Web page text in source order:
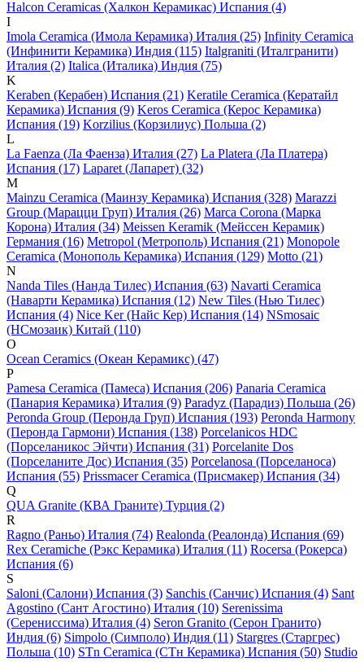
Halcon Ceramicas (Халкон Керамикас) Испания (4)
I
Imola Ceramica (Имола Керамика) Италия (25) Infinity Ceramica
(Инфинити Керамика) Индия (115) Italgraniti (Италгранити)
Италия (2) Italica (Италика) Индия (75)
K
Keraben (Керабен) Испания (21) Keratile Ceramica (Кератайл
Керамика) Испания (9) Keros Ceramica (Керос Керамика)
Испания (19) Korzilius (Корзилиус) Польша (2)
L
La Faenza (Ла Фаенза) Италия (27) La Platera (Ла Платера)
Испания (17) Laparet (Лапарет) (32)
M
Mainzu Ceramica (Маинзу Керамика) Испания (328) Marazzi
Group (Марацци Груп) Италия (26) Marca Corona (Марка
Корона) Италия (34) Meissen Keramik (Мейсcен Керамик)
Германия (16) Metropol (Метрополь) Испания (21) Monopole
Ceramica (Монополь Керамика) Испания (129) Motto (21)
N
Nanda Tiles (Нанда Тилес) Испания (63) Navarti Ceramica
(Наварти Керамика) Испания (12) New Tiles (Нью Тилес)
Испания (4) Nice Ker (Найс Кер) Испания (14) NSmosaic
(НСмозаик) Китай (110)
O
Ocean Ceramics (Океан Керамикс) (47)
P
Pamesa Ceramica (Памеса) Испания (206) Panaria Ceramica
(Панария Керамика) Италия (9) Paradyz (Парадиз) Польша (26)
Peronda Group (Перонда Груп) Испания (193) Peronda Harmony
(Перонда Гармони) Испания (138) Porcelanicos HDC
(Порселаникос Эйчти) Испания (31) Porcelanite Dos
(Порселаните Дос) Испания (35) Porcelanosa (Порселаноса)
Испания (55) Prissmacer Ceramica (Присмакер) Испания (34)
Q
QUA Granite (КВА Граните) Турция (2)
R
Ragno (Раньо) Италия (74) Realonda (Реалонда) Испания (69)
Rex Ceramiche (Рэкс Керамика) Италия (11) Rocersa (Рокерса)
Испания (6)
S
Saloni (Салони) Испания (3) Sanchis (Санчис) Испания (4) Sant
Agostino (Сант Агостино) Италия (10) Serenissima
(Серениссима) Италия (4) Seron Granito (Серон Гранито)
Индия (6) Simpolo (Симполо) Индия (11) Stargres (Старгрес)
Польша (10) STn Ceramica (СТн Керамика) Испания (50) Studio